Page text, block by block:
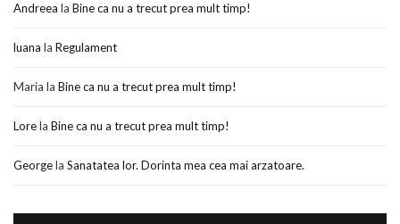
Andreea la Bine ca nu a trecut prea mult timp!
luana la Regulament
Maria la Bine ca nu a trecut prea mult timp!
Lorela Bine ca nu a trecut prea mult timp!
Georgela Sanatatea lor. Dorinta mea cea mai arzatoare.